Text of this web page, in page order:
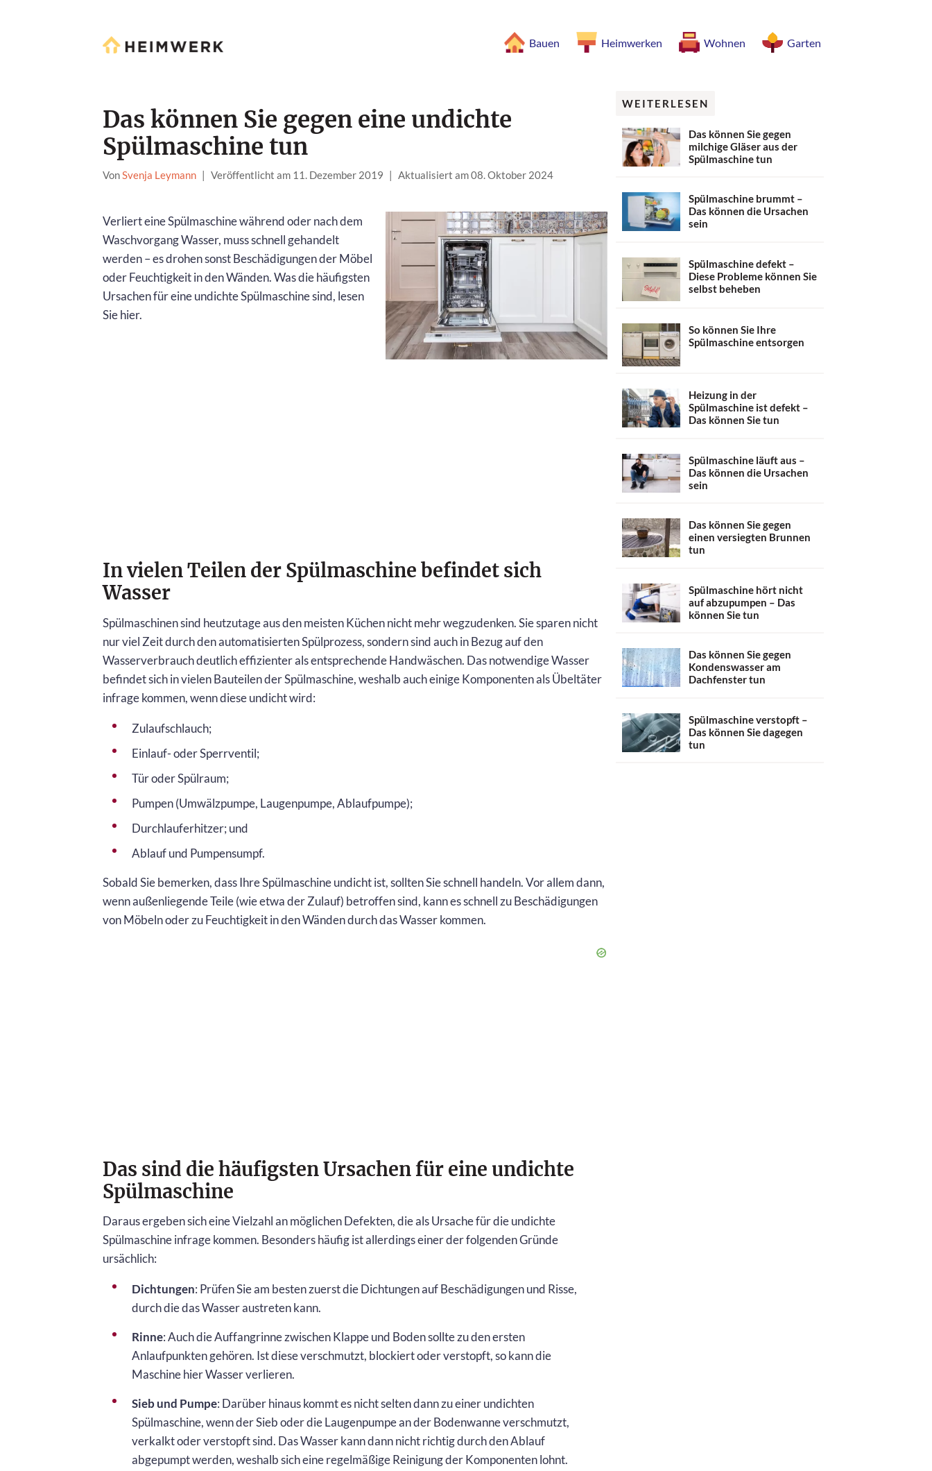
Bauen Heimwerken Wohnen Garten
Das können Sie gegen eine undichte
Spülmaschine tun
VonSvenja Leymann | Veröffentlicht am 11. Dezember 2019 | Aktualisiert am 08. Oktober 2024
Verliert eine Spülmaschine während oder nach dem
Waschvorgang Wasser, muss schnell gehandelt
werden – es drohen sonst Beschädigungen der Möbel
oder Feuchtigkeit in den Wänden. Was die häufigsten
Ursachen für eine undichte Spülmaschine sind, lesen
Sie hier.
In vielen Teilen der Spülmaschine befindet sich
Wasser
Spülmaschinen sind heutzutage aus den meisten Küchen nicht mehr wegzudenken. Sie sparen nicht
nur viel Zeit durch den automatisierten Spülprozess, sondern sind auch in Bezug auf den
Wasserverbrauch deutlich effizienter als entsprechende Handwäschen. Das notwendige Wasser
befindet sich in vielen Bauteilen der Spülmaschine, weshalb auch einige Komponenten als Übeltäter
infrage kommen, wenn diese undicht wird:
Zulaufschlauch;
Einlauf- oder Sperrventil;
Tür oder Spülraum;
Pumpen (Umwälzpumpe, Laugenpumpe, Ablaufpumpe);
Durchlauferhitzer; und
Ablauf und Pumpensumpf.
Sobald Sie bemerken, dass Ihre Spülmaschine undicht ist, sollten Sie schnell handeln. Vor allem dann,
wenn außenliegende Teile (wie etwa der Zulauf) betroffen sind, kann es schnell zu Beschädigungen
von Möbeln oder zu Feuchtigkeit in den Wänden durch das Wasser kommen.
Das sind die häufigsten Ursachen für eine undichte
Spülmaschine
Daraus ergeben sich eine Vielzahl an möglichen Defekten, die als Ursache für die undichte
Spülmaschine infrage kommen. Besonders häufig ist allerdings einer der folgenden Gründe
ursächlich:
Dichtungen: Prüfen Sie am besten zuerst die Dichtungen auf Beschädigungen und Risse,
durch die das Wasser austreten kann.
Rinne: Auch die Auffangrinne zwischen Klappe und Boden sollte zu den ersten
Anlaufpunkten gehören. Ist diese verschmutzt, blockiert oder verstopft, so kann die
Maschine hier Wasser verlieren.
Sieb und Pumpe: Darüber hinaus kommt es nicht selten dann zu einer undichten
Spülmaschine, wenn der Sieb oder die Laugenpumpe an der Bodenwanne verschmutzt,
verkalkt oder verstopft sind. Das Wasser kann dann nicht richtig durch den Ablauf
abgepumpt werden, weshalb sich eine regelmäßige Reinigung der Komponenten lohnt.
WEITERLESEN
Das können Sie gegen
milchige Gläser aus der
Spülmaschine tun
Spülmaschine brummt –
Das können die Ursachen
sein
Spülmaschine defekt –
Diese Probleme können Sie
selbst beheben
So können Sie Ihre
Spülmaschine entsorgen
Heizung in der
Spülmaschine ist defekt –
Das können Sie tun
Spülmaschine läuft aus –
Das können die Ursachen
sein
Das können Sie gegen
einen versiegten Brunnen
tun
Spülmaschine hört nicht
auf abzupumpen – Das
können Sie tun
Das können Sie gegen
Kondenswasser am
Dachfenster tun
Spülmaschine verstopft –
Das können Sie dagegen
tun